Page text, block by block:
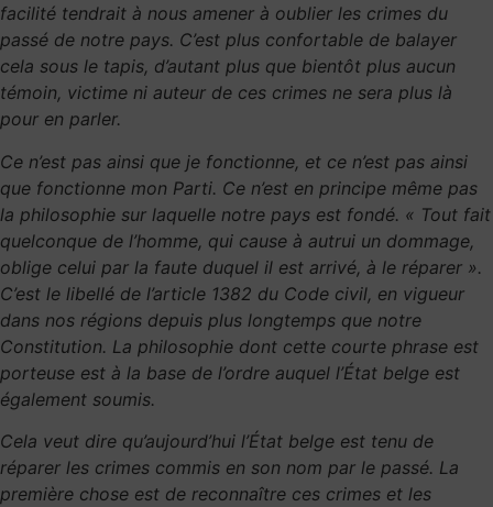
facilité tendrait à nous amener à oublier les crimes du
passé de notre pays. C’est plus confortable de balayer
cela sous le tapis, d’autant plus que bientôt plus aucun
témoin, victime ni auteur de ces crimes ne sera plus là
pour en parler.
Ce n’est pas ainsi que je fonctionne, et ce n’est pas ainsi
que fonctionne mon Parti. Ce n’est en principe même pas
la philosophie sur laquelle notre pays est fondé. « Tout fait
quelconque de l’homme, qui cause à autrui un dommage,
oblige celui par la faute duquel il est arrivé, à le réparer ».
C’est le libellé de l’article 1382 du Code civil, en vigueur
dans nos régions depuis plus longtemps que notre
Constitution. La philosophie dont cette courte phrase est
porteuse est à la base de l’ordre auquel l’État belge est
également soumis.
Cela veut dire qu’aujourd’hui l’État belge est tenu de
réparer les crimes commis en son nom par le passé. La
première chose est de reconnaître ces crimes et les